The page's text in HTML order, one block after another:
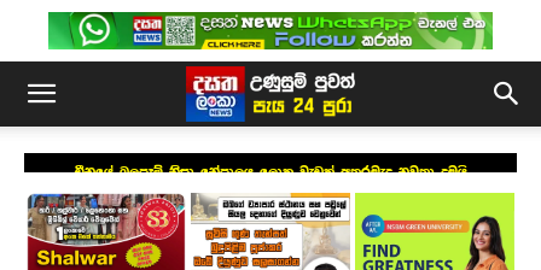
චීනයේ බලපෑම් නිසා නේපාලය ලොකු වැඩක් අතරමැද නවතා දමයි